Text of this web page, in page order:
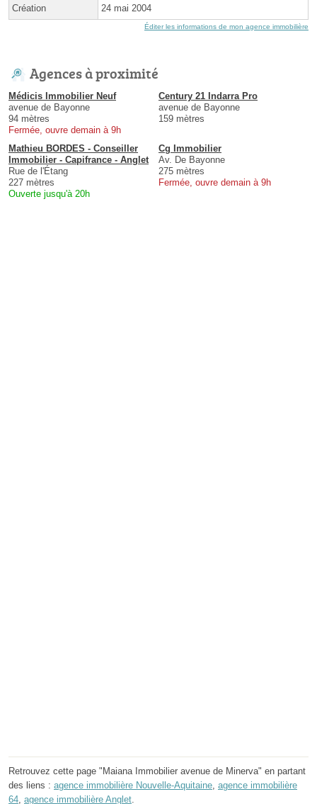
Création 24 mai 2004
Éditer les informations de mon agence immobilière
Agences à proximité
Médicis Immobilier Neuf
avenue de Bayonne
94 mètres
Fermée, ouvre demain à 9h
Century 21 Indarra Pro
avenue de Bayonne
159 mètres
Mathieu BORDES - Conseiller
Immobilier - Capifrance - Anglet
Rue de l'Étang
227 mètres
Ouverte jusqu'à 20h
Cg Immobilier
Av. De Bayonne
275 mètres
Fermée, ouvre demain à 9h
Retrouvez cette page "Maiana Immobilier avenue de Minerva" en partant
des liens : agence immobilière Nouvelle-Aquitaine, agence immobilière
64, agence immobilière Anglet.